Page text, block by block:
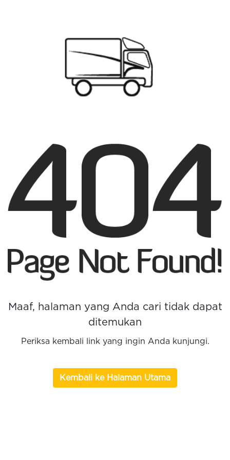
Maaf, halaman yang Anda cari tidak dapat
ditemukan
Periksa kembali link yang ingin Anda kunjungi.
Kembali ke Halaman Utama